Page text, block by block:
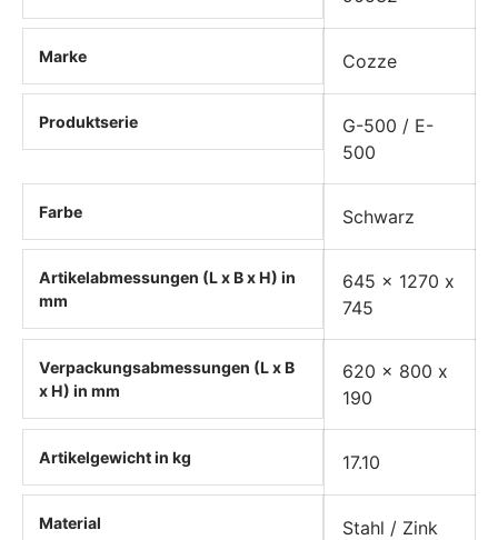
Marke Cozze
Produktserie
G-500 / E-
500
Farbe Schwarz
Artikelabmessungen (L x B x H) in
mm
645 x 1270 x
745
Verpackungsabmessungen (L x B
x H) in mm
620 x 800 x
190
Artikelgewicht in kg 17.10
Material Stahl / Zink